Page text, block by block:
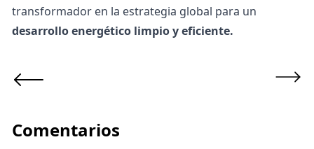
transformador en la estrategia global para un
desarrollo energético limpio y eficiente.
Comentarios